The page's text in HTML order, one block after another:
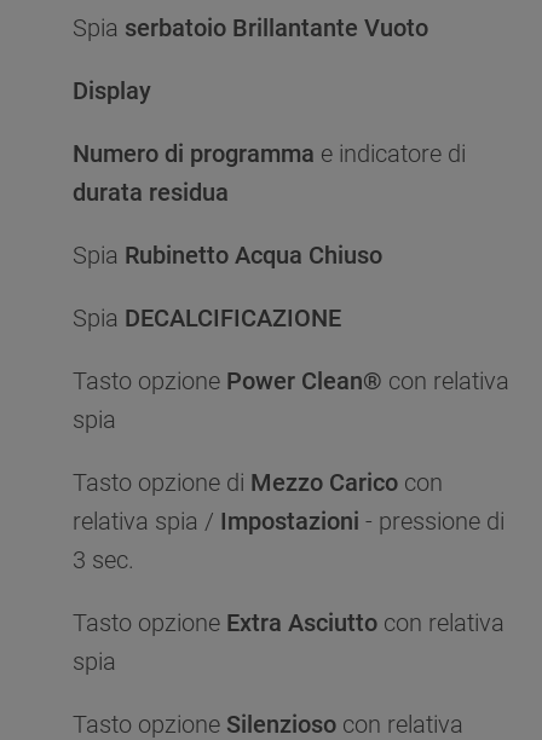
Spia serbatoio Brillantante Vuoto
Display
Numero di programma e indicatore di
durata residua
Spia Rubinetto Acqua Chiuso
Spia DECALCIFICAZIONE
Tasto opzione Power Clean® con relativa
spia
Tasto opzione di Mezzo Carico con
relativa spia / Impostazioni - pressione di
3 sec.
Tasto opzione Extra Asciutto con relativa
spia
Tasto opzione Silenzioso con relativa